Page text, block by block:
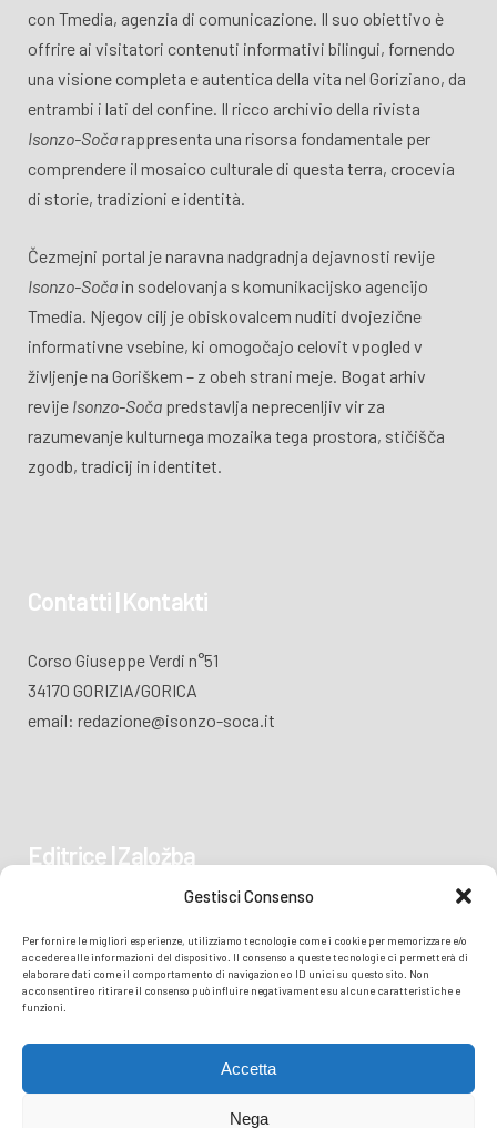
Gestisci Consenso
Per fornire le migliori esperienze, utilizziamo tecnologie come i cookie per memorizzare e/o
accedere alle informazioni del dispositivo. Il consenso a queste tecnologie ci permetterà di
elaborare dati come il comportamento di navigazione o ID unici su questo sito. Non
acconsentire o ritirare il consenso può influire negativamente su alcune caratteristiche e
funzioni.
Accetta
Nega
con Tmedia, agenzia di comunicazione. Il suo obiettivo è
offrire ai visitatori contenuti informativi bilingui, fornendo
una visione completa e autentica della vita nel Goriziano, da
entrambi i lati del confine. Il ricco archivio della rivista
Isonzo-Sočarappresenta una risorsa fondamentale per
comprendere il mosaico culturale di questa terra, crocevia
di storie, tradizioni e identità.
Čezmejni portal je naravna nadgradnja dejavnosti revije
Isonzo-Soča in sodelovanja s komunikacijsko agencijo
Tmedia. Njegov cilj je obiskovalcem nuditi dvojezične
informativne vsebine, ki omogočajo celovit vpogled v
življenje na Goriškem – z obeh strani meje. Bogat arhiv
revije Isonzo-Soča predstavlja neprecenljiv vir za
razumevanje kulturnega mozaika tega prostora, stičišča
zgodb, tradicij in identitet.
Contatti | Kontakti
Corso Giuseppe Verdi n°51
34170 GORIZIA/GORICA
email: redazione@isonzo-soca.it
Editrice | Založba
34170 GORIZIA/GORICA